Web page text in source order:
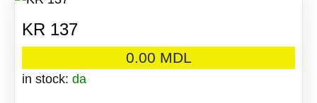
KR 137
0.00 MDL
in stock: da